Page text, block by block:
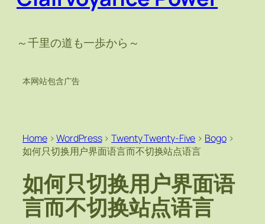
～千里の道も一歩から～
本网站包含广告
Home>WordPress>Twenty Twenty-Five > Bogo>
如何只切换用户界面语言而不切换站点语言
如何只切换用户界面语
言而不切换站点语言